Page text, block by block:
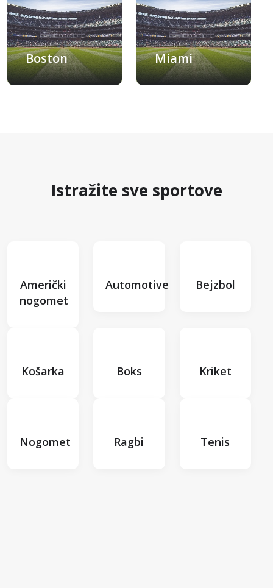
Boston Miami
Istražite sve sportove
Američki
nogomet
Automotive Bejzbol
Košarka Boks Kriket
Nogomet Ragbi Tenis